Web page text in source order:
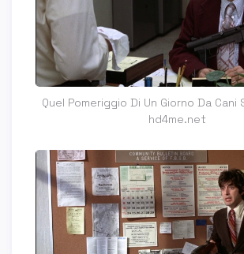
Quel Pomeriggio Di Un Giorno Da
hd4me.net